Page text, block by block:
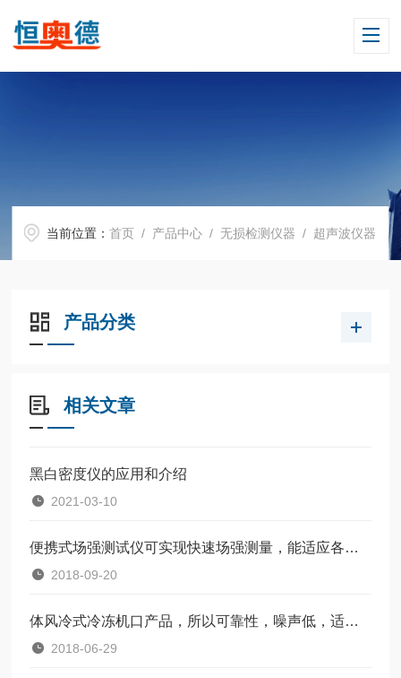
当前位置：首页 / 产品中心 / 无损检测仪器 / 超声波仪器
产品分类
相关文章
黑白密度仪的应用和介绍
2021-03-10
便携式场强测试仪可实现快速场强测量，能适应各种恶劣的作环境
2018-09-20
体风冷式冷冻机口产品，所以可靠性，噪声低，适合于各种场合
2018-06-29